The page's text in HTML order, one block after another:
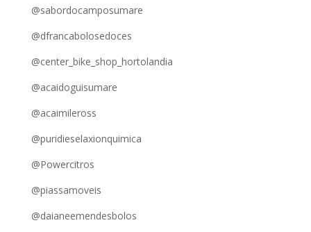
@sabordocamposumare
@dfrancabolosedoces
@center_bike_shop_hortolandia
@acaidoguisumare
@acaimileross
@puridieselaxionquimica
@Powercitros
@piassamoveis
@daianeemendesbolos